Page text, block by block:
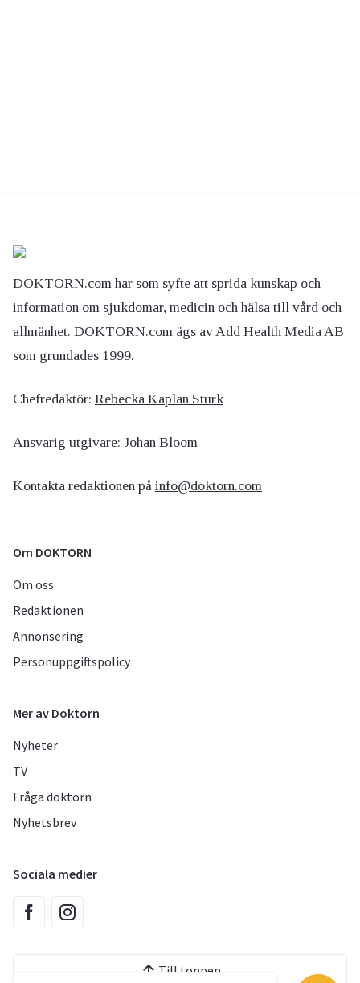
DOKTORN.com har som syfte att sprida kunskap och
information om sjukdomar, medicin och hälsa till vård och
allmänhet. DOKTORN.com ägs av Add Health Media AB
som grundades 1999.
Chefredaktör: Rebecka Kaplan Sturk
Ansvarig utgivare: Johan Bloom
Kontakta redaktionen på info@doktorn.com
Om DOKTORN
Om oss
Redaktionen
Annonsering
Personuppgiftspolicy
Mer av Doktorn
Nyheter
TV
Fråga doktorn
Nyhetsbrev
Sociala medier
Till toppen